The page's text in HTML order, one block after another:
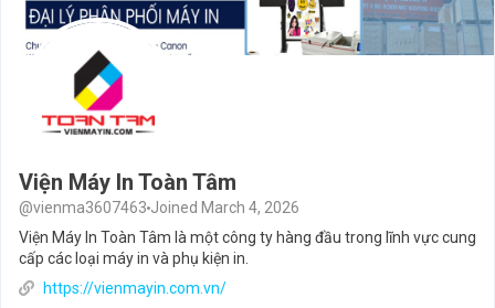
Viện Máy In Toàn Tâm
@vienma3607463 Joined March 4, 2026
Viện Máy In Toàn Tâm là một công ty hàng đầu trong lĩnh vực cung
cấp các loại máy in và phụ kiện in.
https://vienmayin.com.vn/